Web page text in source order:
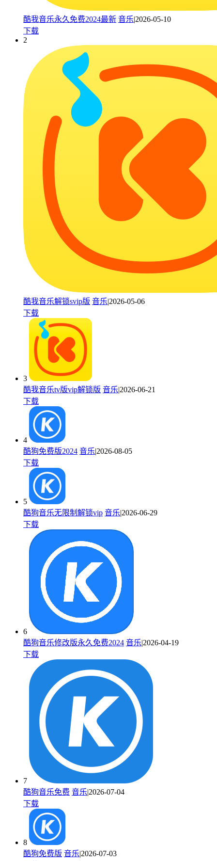
酷我音乐永久免费2024最新 音乐|2026-05-10
下载
2
酷我音乐解锁svip版 音乐|2026-05-06
下载
3
酷我音乐tv版vip解锁版 音乐|2026-06-21
下载
4
酷狗免费版2024 音乐|2026-08-05
下载
5
酷狗音乐无限制解锁vip 音乐|2026-06-29
下载
6
酷狗音乐修改版永久免费2024 音乐|2026-04-19
下载
7
酷狗音乐免费 音乐|2026-07-04
下载
8
酷狗免费版 音乐|2026-07-03